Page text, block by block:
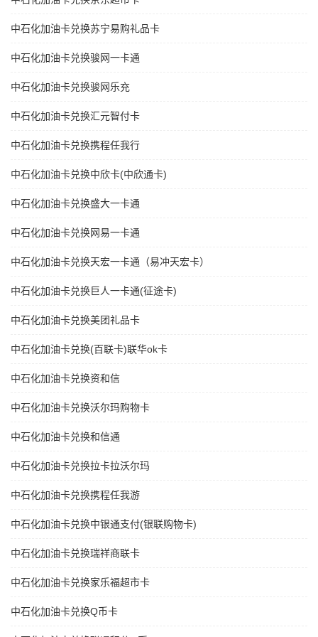
中石化加油卡兑换苏宁易购礼品卡
中石化加油卡兑换骏网一卡通
中石化加油卡兑换骏网乐充
中石化加油卡兑换汇元智付卡
中石化加油卡兑换携程任我行
中石化加油卡兑换中欣卡(中欣通卡)
中石化加油卡兑换盛大一卡通
中石化加油卡兑换网易一卡通
中石化加油卡兑换天宏一卡通（易冲天宏卡）
中石化加油卡兑换巨人一卡通(征途卡)
中石化加油卡兑换美团礼品卡
中石化加油卡兑换(百联卡)联华ok卡
中石化加油卡兑换资和信
中石化加油卡兑换沃尔玛购物卡
中石化加油卡兑换和信通
中石化加油卡兑换拉卡拉沃尔玛
中石化加油卡兑换携程任我游
中石化加油卡兑换中银通支付(银联购物卡)
中石化加油卡兑换瑞祥商联卡
中石化加油卡兑换家乐福超市卡
中石化加油卡兑换Q币卡